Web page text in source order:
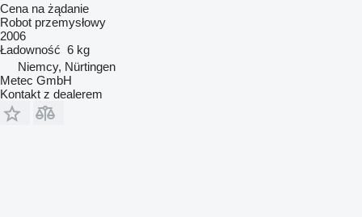
Cena na żądanie
Robot przemysłowy
2006
Ładowność 6 kg
Niemcy, Nürtingen
Metec GmbH
Kontakt z dealerem